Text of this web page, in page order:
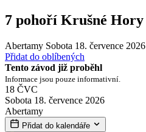
7 pohoří Krušné Hory
Abertamy Sobota 18. července 2026
Přidat do oblíbených
Tento závod již proběhl
Informace jsou pouze informativní.
18 ČVC
Sobota 18. července 2026
Abertamy
Přidat do kalendáře